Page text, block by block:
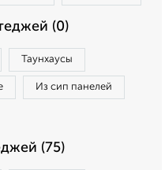
(0)
Таунхаусы
Из сип панелей
(75)